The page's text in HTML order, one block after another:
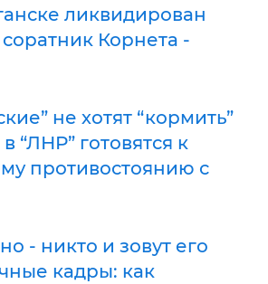
ликвидирован
Корнета -
не хотят “кормить”
“ЛНР” готовятся к
противостоянию с
- никто и зовут его
кадры: как